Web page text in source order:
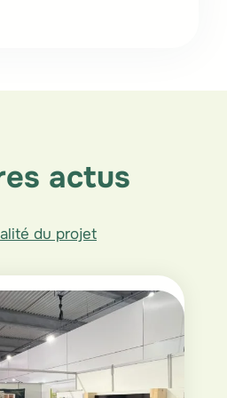
actus
du projet